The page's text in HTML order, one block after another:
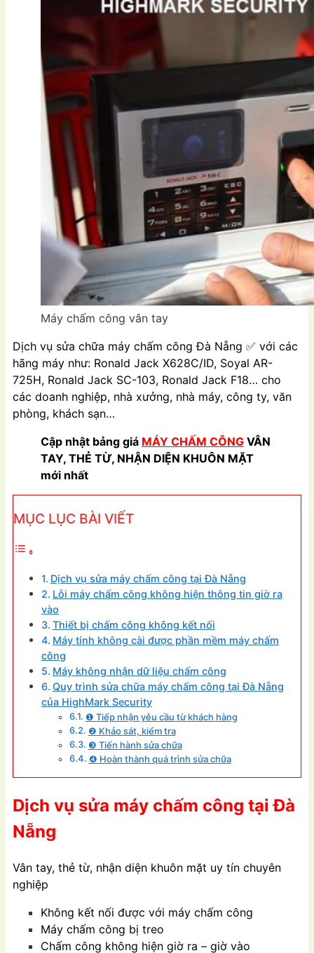
Máy chấm công vân tay
Dịch vụ sửa chữa máy chấm công Đà Nẵng ✅ với các
hãng máy như: Ronald Jack X628C/ID, Soyal AR-
725H, Ronald Jack SC-103, Ronald Jack F18… cho
các doanh nghiệp, nhà xưởng, nhà máy, công ty, văn
phòng, khách sạn…
Cập nhật bảng giá MÁY CHẤM CÔNG VÂN
TAY, THẺ TỪ, NHẬN DIỆN KHUÔN MẶT
mới nhất
MỤC LỤC BÀI VIẾT
Dịch vụ sửa máy chấm công tại Đà Nẵng
Lỗi máy chấm công không hiện thông tin giờ ra
vào
Thiết bị chấm công không kết nối
Máy tính không cài được phần mềm máy chấm
công
Máy không nhận dữ liệu chấm công
Quy trình sửa chữa máy chấm công tại Đà Nẵng
của HighMark Security
❶ Tiếp nhận yêu cầu từ khách hàng
❷ Khảo sát, kiểm tra
❸ Tiến hành sửa chữa
❹ Hoàn thành quá trình sửa chữa
Dịch vụ sửa máy chấm công tại Đà
Nẵng
Vân tay, thẻ từ, nhận diện khuôn mặt uy tín chuyên
nghiệp
Không kết nối được với máy chấm công
Máy chấm công bị treo
Chấm công không hiện giờ ra – giờ vào